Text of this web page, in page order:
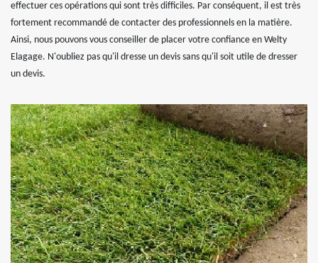
effectuer ces opérations qui sont très difficiles. Par conséquent, il est très
fortement recommandé de contacter des professionnels en la matière.
Ainsi, nous pouvons vous conseiller de placer votre confiance en Welty
Elagage. N'oubliez pas qu'il dresse un devis sans qu'il soit utile de dresser
un devis.